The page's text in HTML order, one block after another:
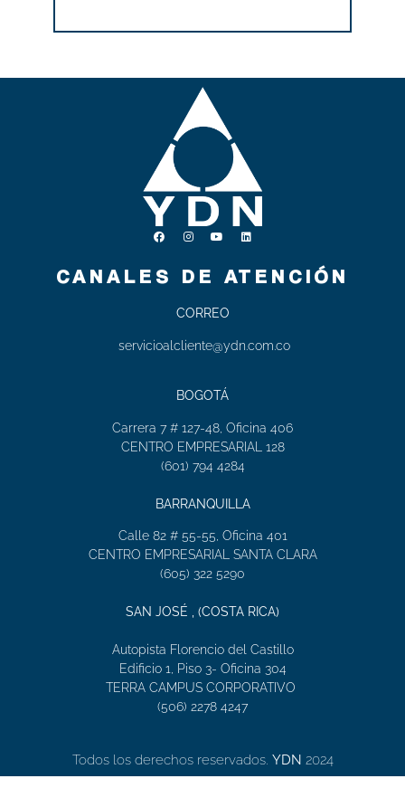
CANALES DE ATENCIÓN
CORREO
servicioalcliente@ydn.com.co
BOGOTÁ
Carrera 7 # 127-48, Oficina 406
CENTRO EMPRESARIAL 128
(601) 794 4284
BARRANQUILLA
Calle 82 # 55-55, Oficina 401
CENTRO EMPRESARIAL SANTA CLARA
(605) 322 5290
SAN JOSÉ , (COSTA RICA)
Autopista Florencio del Castillo
Edificio 1, Piso 3- Oficina 304
TERRA CAMPUS CORPORATIVO
(506) 2278 4247
Todos los derechos reservados. YDN 2024